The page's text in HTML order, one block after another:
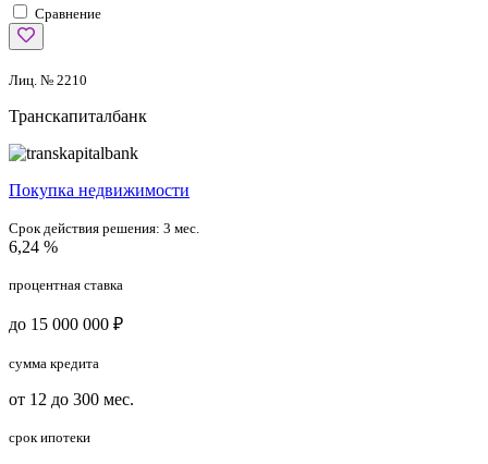
Сравнение
Лиц. № 2210
Транскапиталбанк
Покупка недвижимости
Срок действия решения: 3 мес.
6,24 %
процентная ставка
до 15 000 000 ₽
сумма кредита
от 12 до 300 мес.
срок ипотеки